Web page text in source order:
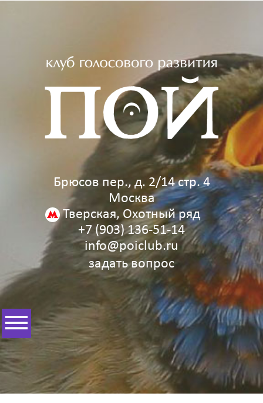
Брюсов пер., д. 2/14 стр. 4
Москва
Тверская, Охотный ряд
+7 (903) 136‑51‑14
info@poiclub.ru
задать вопрос